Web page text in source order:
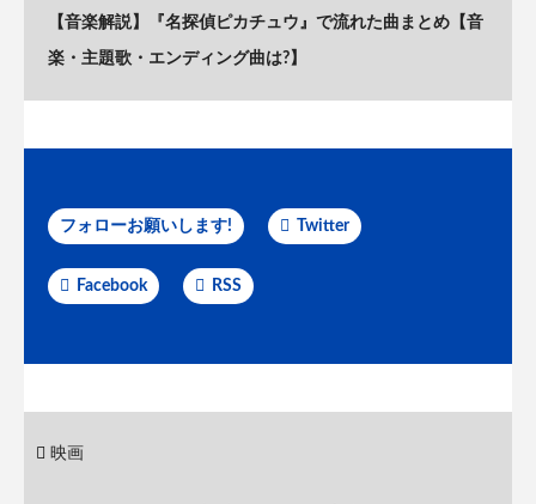
【音楽解説】『名探偵ピカチュウ』で流れた曲まとめ【音
楽・主題歌・エンディング曲は?】
フォローお願いします! Twitter
Facebook RSS
映画